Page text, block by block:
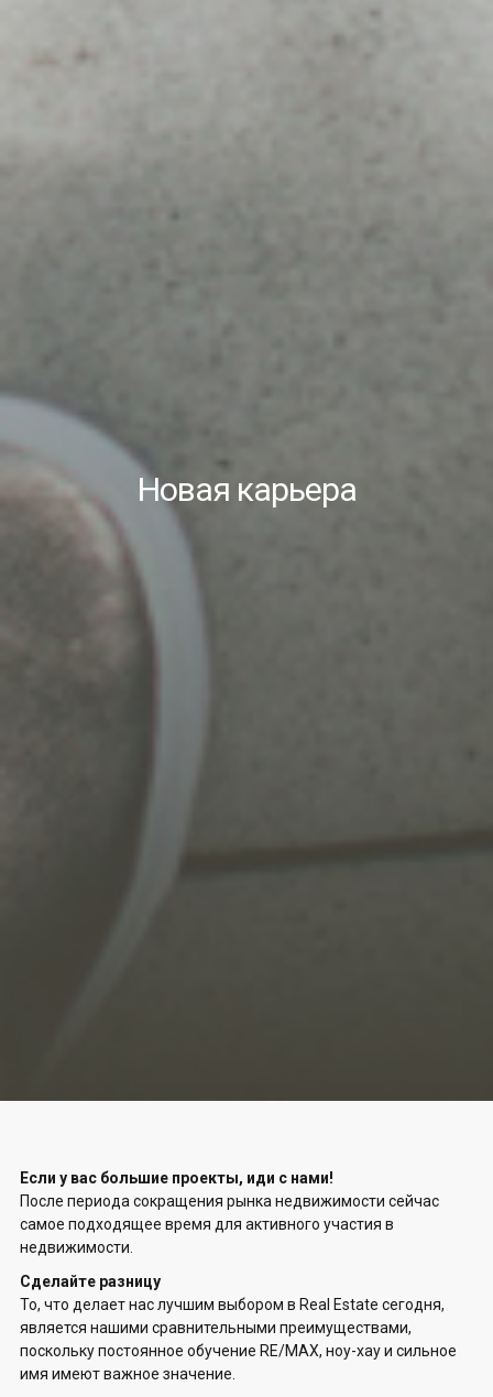
Новая карьера
Если у вас большие проекты, иди с нами!
После периода сокращения рынка недвижимости сейчас
самое подходящее время для активного участия в
недвижимости.
Сделайте разницу
То, что делает нас лучшим выбором в Real Estate сегодня,
является нашими сравнительными преимуществами,
поскольку постоянное обучение RE/MAX, ноу-хау и сильное
имя имеют важное значение.